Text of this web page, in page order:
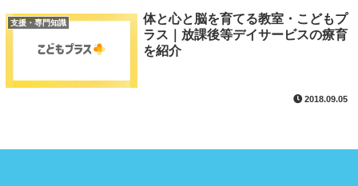
支援・専門知識
体と心と脳を育てる教室・こどもプ
ラス｜放課後等デイサービスの療育
を紹介
2018.09.05